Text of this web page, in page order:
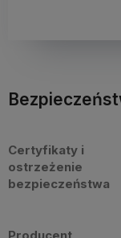
Certyfikaty i
ostrzeżenie
bezpieczeństwa